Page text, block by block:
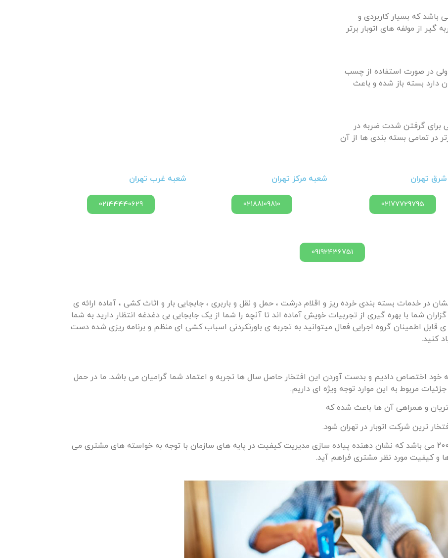
باشد که بسیار کاربردی و
از مولفه های اتوبار برتر
در صورت استفاده از چسب
دارد بسته باز شده و باعث
برای گرفتن شدت ضربه در
در تمامی بسته بندی ها از آن
تهران
02177729795
شعبه مرکز تهران
02188109810
شعبه غرب تهران
02144440629
09192436751
در خدمات بسته بندی خرده ریز و اقلام درشت ، حمل و نقل و باربری ، جابجایی بار و اثاث کشی ، آماده ارائه ی
شما با بهره گیری از تجربیات خویش آماده اند تا آنچه را شما از یک جابجایی بی دغدغه انتظار دارید به شما
قابل اطمینان گروه اجرایی فعال میتوانید به تجربه ی باورنکردنی اسباب کشی ای منظم و برنامه ریزی شده دست
کنید.
خود اختصاص دادیم و بدست آوردن این افتخار حاصل سال ها تجربه و اعتماد شما گرامیان می باشد. ما در حمل
مربوط به این موارد توجه ویژه ای داریم.
و همراهی آن ها باعث شده که
ترین شرکت اتوبار در تهران شود.
همچنین باربری ما دارای گواهینامه ایزو 9001 – 2008 می باشد که نشان دهنده پیاده سازی مدیریت کیفیت در پایه های سازمان با توجه به خواسته های مشتری می
و کیفیت مورد نظر مشتری فراهم آید.